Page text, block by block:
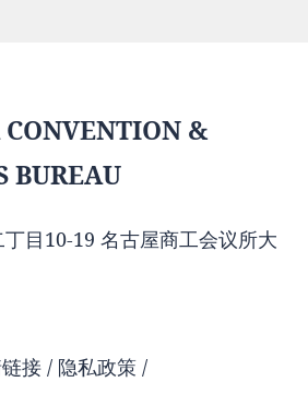
&
BUREAU
目10-19 名古屋商工会议所大
接 隐私政策